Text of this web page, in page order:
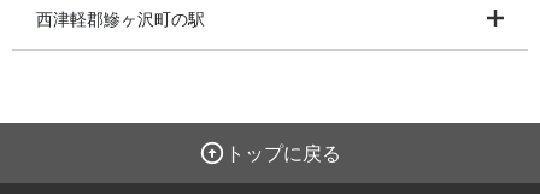
西津軽郡鰺ヶ沢町の駅
トップに戻る